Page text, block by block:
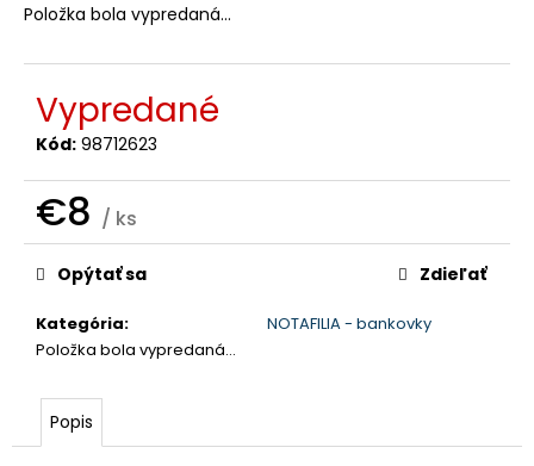
Položka bola vypredaná…
Vypredané
Kód: 98712623
€8 / ks
Jednotková
cena:
Kategória:
NOTAFILIA - bankovky
Položka bola vypredaná…
Opýtať sa Zdieľať
Popis
O
d
o
ú
č
a
m
e